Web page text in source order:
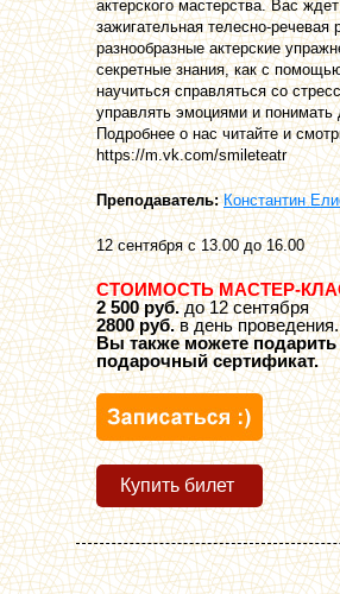
актерского мастерства. Вас ждет
зажигательная телесно-речевая
разнообразные актерские
секретные знания, как с
научиться справляться со
управлять эмоциями и понимать
Подробнее о нас читайте и
https://m.vk.com/smileteatr
Преподаватель: Константин
12 сентября с 13.00 до 16.00
СТОИМОСТЬ МАСТЕР-
2 500 руб.до 12 сентября
2800 руб.в день проведения.
Вы также можете подарить
подарочный сертификат.
Купить билет